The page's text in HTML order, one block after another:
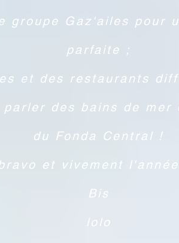
groupe Gaz'ailes pour
parfaite ;
et des restaurants
parler des bains de mer
du Fonda Central !
et vivement
Bis
lolo